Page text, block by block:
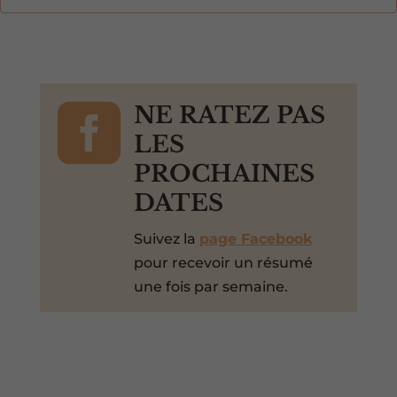

NE RATEZ PAS
LES
PROCHAINES
DATES
Suivez la page Facebook
pour recevoir un résumé
une fois par semaine.